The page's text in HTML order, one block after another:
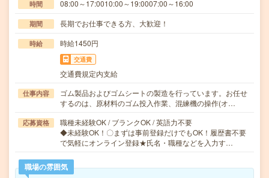
時間 08:00～17:0010:00～19:0007:00～16:00
期間 長期でお仕事できる方、大歓迎！
時給 時給1450円
交通費
交通費規定内支給
仕事内容
ゴム製品およびゴムシートの製造を行っています。お任せ
するのは、原材料のゴム投入作業、混練機の操作(オ…
応募資格
職種未経験OK / ブランクOK / 英語力不要
◆未経験OK！〇まずは事前登録だけでもOK！履歴書不要
で気軽にオンライン登録★氏名・職種などを入力す…
職場の雰囲気